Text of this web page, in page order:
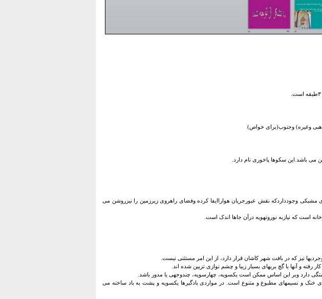
مشبکی وجودداردکه نقش عبورجریان هواراایفا کرده وفضای راهروی زیرزمین را نیزروشن می
است که نیازبه نوروتهویه درآن جاها اندک است.
نیز که در بافت شهر کاشان قرار دارد، از این امر مستثنی نیست.
و آنها با گچ بریهای بسیار زیبا و چشم نوازی تزیین شده اند.
دارد وبر این اساس ممکن است یکسویه، چهارسویه، چندوجهی یا مدور باشد.
خنک و نسیمهای مطبوع و متنوع است. در مواردی بادگیرها یکسویه و پشت به باد ساخته می